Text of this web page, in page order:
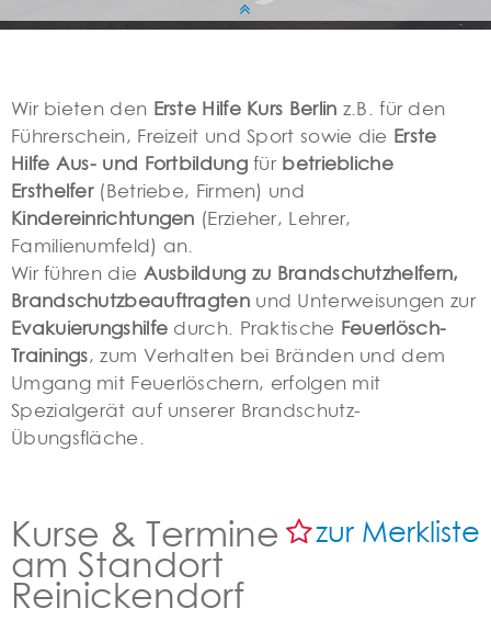
Wir bieten den Erste Hilfe Kurs Berlin z.B. für den
Führerschein, Freizeit und Sport sowie die Erste
Hilfe Aus- und Fortbildungfür betriebliche
Ersthelfer(Betriebe, Firmen) und
Kindereinrichtungen (Erzieher, Lehrer,
Familienumfeld) an.
Wir führen die Ausbildung zu Brandschutzhelfern,
Brandschutzbeauftragtenund Unterweisungen zur
Evakuierungshilfe durch. Praktische Feuerlösch-
Trainings, zum Verhalten bei Bränden und dem
Umgang mit Feuerlöschern, erfolgen mit
Spezialgerät auf unserer Brandschutz-
Übungsfläche.
zur Merkliste
Kurse & Termine
am Standort
Reinickendorf